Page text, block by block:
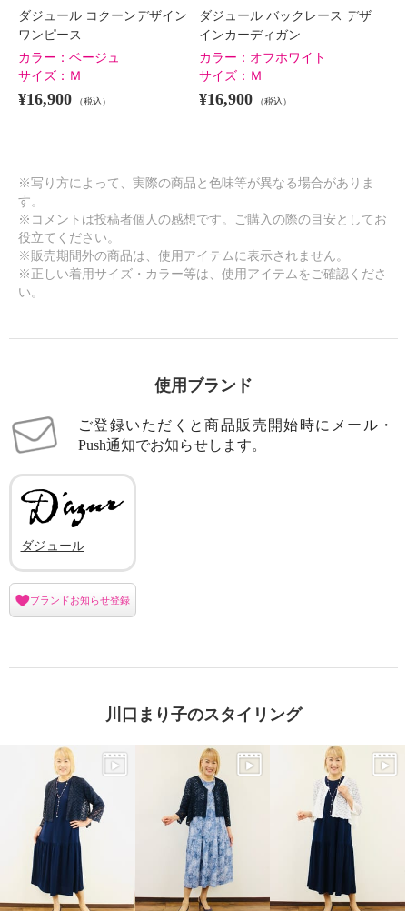
ダジュール コクーンデザイン
ワンピース
カラー： ベージュ
サイズ： Ｍ
¥16,900 （税込）
ダジュール バックレース デザ
インカーディガン
カラー： オフホワイト
サイズ： Ｍ
¥16,900 （税込）
※写り方によって、実際の商品と色味等が異なる場合がありま
す。
※コメントは投稿者個人の感想です。ご購入の際の目安としてお
役立てください。
※販売期間外の商品は、使用アイテムに表示されません。
※正しい着用サイズ・カラー等は、使用アイテムをご確認くださ
い。
使用ブランド
ご登録いただくと商品販売開始時にメール・
Push通知でお知らせします。
ダジュール
ブランドお知らせ登録
川口まり子のスタイリング